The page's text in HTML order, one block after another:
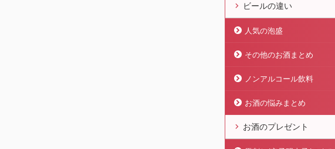
ビールの違い
人気の泡盛
その他のお酒まとめ
ノンアルコール飲料
お酒の悩みまとめ
お酒のプレゼント